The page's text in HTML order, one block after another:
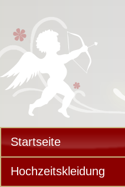
Startseite
Hochzeitskleidung